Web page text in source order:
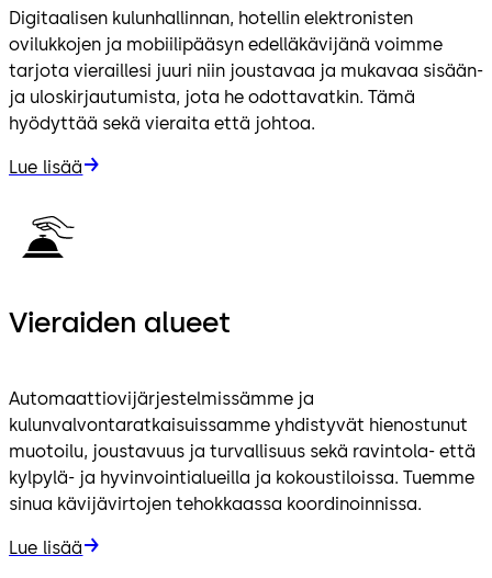
Digitaalisen kulunhallinnan, hotellin elektronisten
ovilukkojen ja mobiilipääsyn edelläkävijänä voimme
tarjota vieraillesi juuri niin joustavaa ja mukavaa sisään-
ja uloskirjautumista, jota he odottavatkin. Tämä
hyödyttää sekä vieraita että johtoa.
Lue lisää
Vieraiden alueet
Automaattiovijärjestelmissämme ja
kulunvalvontaratkaisuissamme yhdistyvät hienostunut
muotoilu, joustavuus ja turvallisuus sekä ravintola- että
kylpylä- ja hyvinvointialueilla ja kokoustiloissa. Tuemme
sinua kävijävirtojen tehokkaassa koordinoinnissa.
Lue lisää